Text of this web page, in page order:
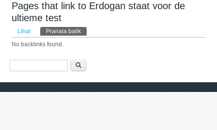
Pages that link to Erdogan staat voor de
ultieme test
Tab primer
Lihat Pranala balik
No backlinks found.
Form pencarian